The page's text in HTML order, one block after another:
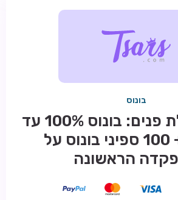
בונוס
חבילת קבלת פנים: בונוס 100% עד
300€ + 100 ספיני בונוס על
הראשונה